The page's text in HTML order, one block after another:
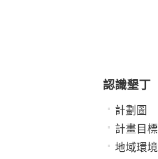
認識墾丁
計劃圖
計畫目標
地域環境